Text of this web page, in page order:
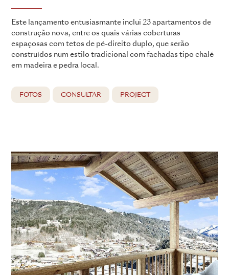
Este lançamento entusiasmante inclui 23 apartamentos de
construção nova, entre os quais várias coberturas
espaçosas com tetos de pé-direito duplo, que serão
construídos num estilo tradicional com fachadas tipo chalé
em madeira e pedra local.
FOTOS CONSULTAR PROJECT